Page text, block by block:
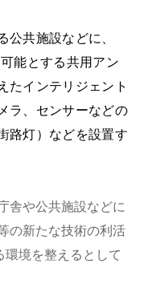
公共施設などに、
能とする共用アン
たインテリジェント
ラ、センサーなどの
路灯）などを設置す
舎や公共施設などに
の新たな技術の利活
環境を整えるとして